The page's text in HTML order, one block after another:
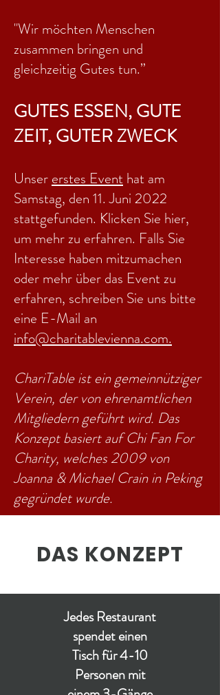
"Wir möchten Menschen
zusammen bringen und
gleichzeitig Gutes tun.”
GUTES ESSEN, GUTE
ZEIT, GUTER ZWECK
Unser erstes Event hat am
Samstag, den 11. Juni 2022
stattgefunden. Klicken Sie hier,
um mehr zu erfahren. Falls Sie
Interesse haben mitzumachen
oder mehr über das Event zu
erfahren, schreiben Sie uns bitte
eine E-Mail an
info@charitablevienna.com.
ChariTable ist ein gemeinnütziger
Verein, der von ehrenamtlichen
Mitgliedern geführt wird. Das
Konzept basiert auf Chi Fan For
Charity, welches 2009 von
Joanna & Michael Crain in Peking
gegründet wurde.
DAS KONZEPT
Jedes Restaurant
spendet einen
Tisch für 4-10
Personen mit